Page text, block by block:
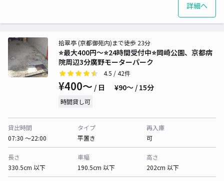
詳細へ
⭐️最大400円～⭐24時間受付中︎⭐️岡崎公園、京都病
院周辺3分廣野モーターパーク
拾翠亭 (京都御苑内)まで徒歩 23分
4.5 / 42件
¥400〜 / 日 ¥90〜 / 15分
時間貸し可
貸出時間
07:30 〜22:00
タイプ
平置き
再入庫
可
長さ
330.5cm 以下
車幅
190.5cm 以下
高さ
202cm 以下